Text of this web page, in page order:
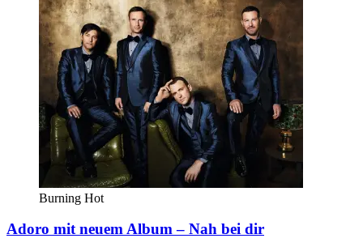
Burning Hot
Adoro mit neuem Album – Nah bei dir